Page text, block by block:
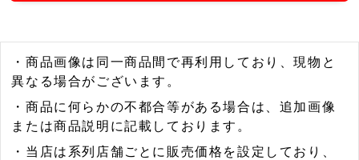
・商品画像は同一商品間で再利用しており、現物と
異なる場合がございます。
・商品に何らかの不都合等がある場合は、追加画像
または商品説明に記載しております。
・当店は系列店舗ごとに販売価格を設定しており、